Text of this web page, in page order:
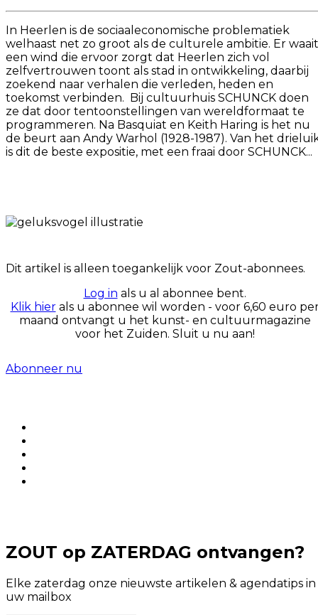
In Heerlen is de sociaaleconomische problematiek
welhaast net zo groot als de culturele ambitie. Er waait
een wind die ervoor zorgt dat Heerlen zich vol
zelfvertrouwen toont als stad in ontwikkeling, daarbij
zoekend naar verhalen die verleden, heden en
toekomst verbinden. Bij cultuurhuis SCHUNCK doen
ze dat door tentoonstellingen van wereldformaat te
programmeren. Na Basquiat en Keith Haring is het nu
de beurt aan Andy Warhol (1928-1987). Van het
is dit de beste expositie, met een fraai door SCHUNCK...
Dit artikel is alleen toegankelijk voor Zout-abonnees.
Log in als u al abonnee bent.
Klik hierals u abonnee wil worden - voor 6,60 euro
maand ontvangt u het kunst- en cultuurmagazine
voor het Zuiden. Sluit u nu aan!
Abonneer nu
ZOUT op ZATERDAG ontvangen?
Elke zaterdag onze nieuwste artikelen & agendatips in
uw mailbox